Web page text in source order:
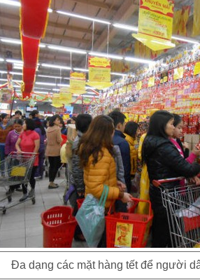
Đa dạng các mặt hàng tết để người